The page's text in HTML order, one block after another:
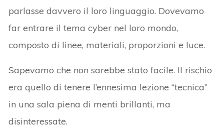
parlasse davvero il loro linguaggio. Dovevamo
far entrare il tema cyber nel loro mondo,
composto di linee, materiali, proporzioni e luce.
Sapevamo che non sarebbe stato facile. Il rischio
era quello di tenere l’ennesima lezione “tecnica”
in una sala piena di menti brillanti, ma
disinteressate.